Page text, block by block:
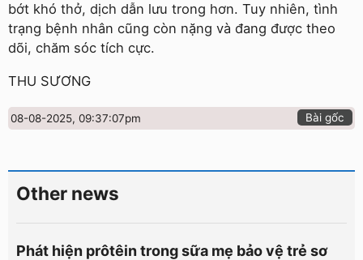
bớt khó thở, dịch dẫn lưu trong hơn. Tuy nhiên, tình
trạng bệnh nhân cũng còn nặng và đang được theo
dõi, chăm sóc tích cực.
THU SƯƠNG
08-08-2025, 09:37:07pm Bài gốc
Other news
Phát hiện prôtêin trong sữa mẹ bảo vệ trẻ sơ